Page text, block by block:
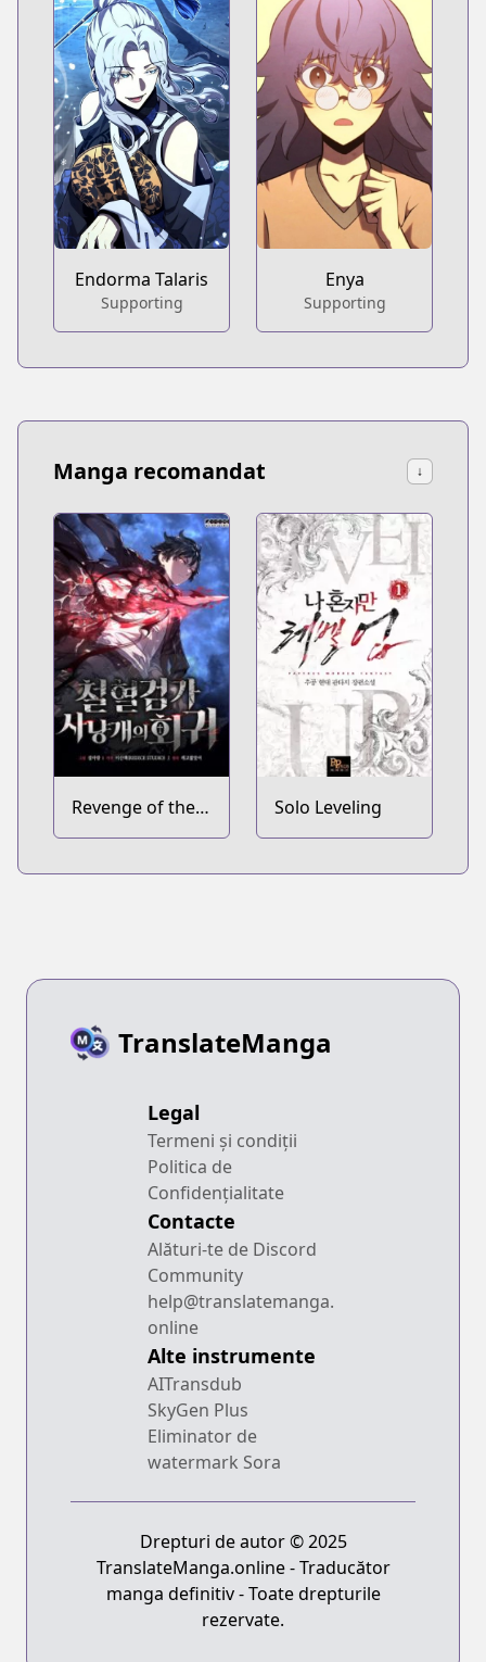
Endorma Talaris
Supporting
Enya
Supporting
Manga recomandat ↓
Revenge of the
Baskerville
Solo Leveling
TranslateManga
Legal
Termeni și condiții
Politica de
Confidențialitate
Contacte
Alături-te de Discord
Community
help@translatemanga.
online
Alte instrumente
AITransdub
SkyGen Plus
Eliminator de
watermark Sora
Drepturi de autor © 2025
TranslateManga.online - Traducător
manga definitiv - Toate drepturile
rezervate.